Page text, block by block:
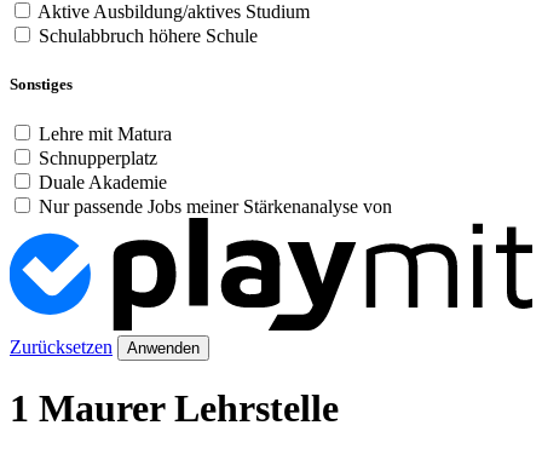
Aktive Ausbildung/aktives Studium
Schulabbruch höhere Schule
Sonstiges
Lehre mit Matura
Schnupperplatz
Duale Akademie
Nur passende Jobs meiner Stärkenanalyse von
Zurücksetzen Anwenden
1 Maurer Lehrstelle